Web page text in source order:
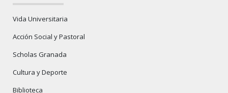
Vida Universitaria
Acción Social y Pastoral
Scholas Granada
Cultura y Deporte
Biblioteca